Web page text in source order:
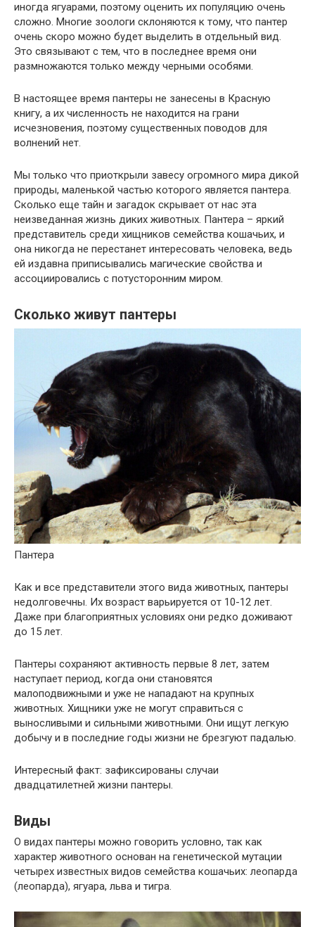
иногда ягуарами, поэтому оценить их популяцию очень
сложно. Многие зоологи склоняются к тому, что пантер
очень скоро можно будет выделить в отдельный вид.
Это связывают с тем, что в последнее время они
размножаются только между черными особями.
В настоящее время пантеры не занесены в Красную
книгу, а их численность не находится на грани
исчезновения, поэтому существенных поводов для
волнений нет.
Мы только что приоткрыли завесу огромного мира дикой
природы, маленькой частью которого является пантера.
Сколько еще тайн и загадок скрывает от нас эта
неизведанная жизнь диких животных. Пантера – яркий
представитель среди хищников семейства кошачьих, и
она никогда не перестанет интересовать человека, ведь
ей издавна приписывались магические свойства и
ассоциировались с потусторонним миром.
Сколько живут пантеры
Пантера
Как и все представители этого вида животных, пантеры
недолговечны. Их возраст варьируется от 10-12 лет.
Даже при благоприятных условиях они редко доживают
до 15 лет.
Пантеры сохраняют активность первые 8 лет, затем
наступает период, когда они становятся
малоподвижными и уже не нападают на крупных
животных. Хищники уже не могут справиться с
выносливыми и сильными животными. Они ищут легкую
добычу и в последние годы жизни не брезгуют падалью.
Интересный факт: зафиксированы случаи
двадцатилетней жизни пантеры.
Виды
О видах пантеры можно говорить условно, так как
характер животного основан на генетической мутации
четырех известных видов семейства кошачьих: леопарда
(леопарда), ягуара, льва и тигра.